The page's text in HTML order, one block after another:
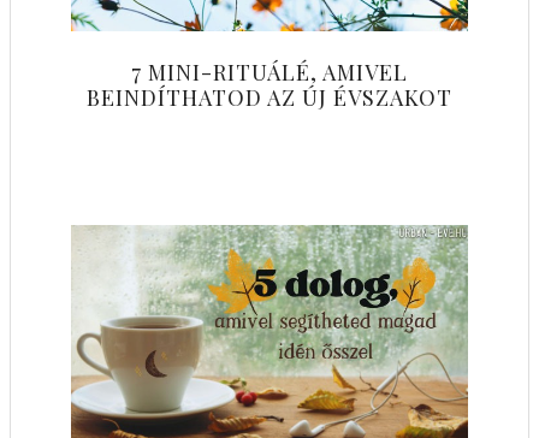
7 MINI-RITUÁLÉ, AMIVEL
BEINDÍTHATOD AZ ÚJ ÉVSZAKOT